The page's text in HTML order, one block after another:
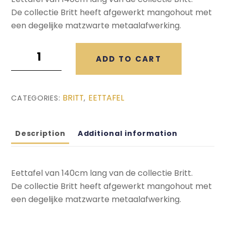
De collectie Britt heeft afgewerkt mangohout met
een degelijke matzwarte metaalafwerking.
Eettafel
ADD TO CART
CATEGORIES: BRITT, EETTAFEL
Description Additional information
Eettafel van 140cm lang van de collectie Britt.
De collectie Britt heeft afgewerkt mangohout met
een degelijke matzwarte metaalafwerking.